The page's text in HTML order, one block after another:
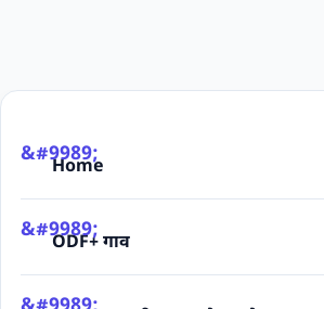
Home
ODF+ गाव